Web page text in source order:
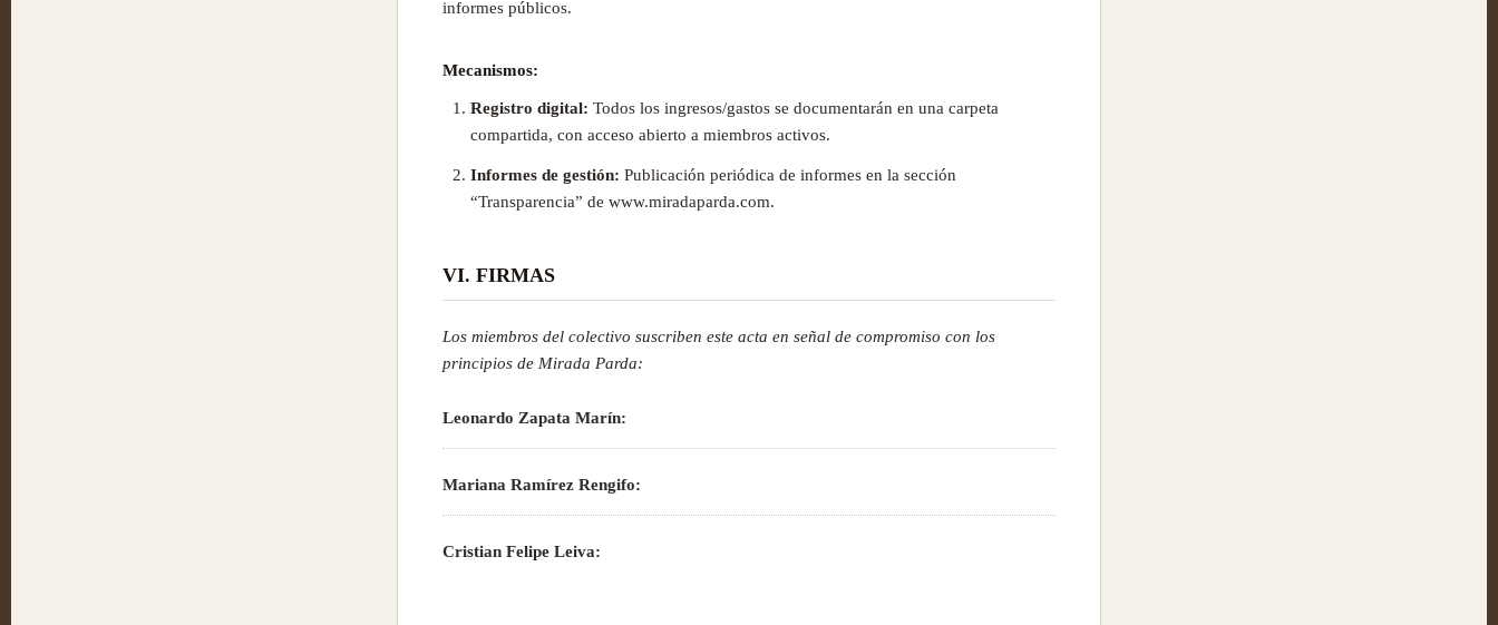
informes públicos.
Mecanismos:
Registro digital: Todos los ingresos/gastos se documentarán en una carpeta
compartida, con acceso abierto a miembros activos.
Informes de gestión: Publicación periódica de informes en la sección
“Transparencia” de www.miradaparda.com.
VI. FIRMAS
Los miembros del colectivo suscriben este acta en señal de compromiso con los
principios de Mirada Parda:
Leonardo Zapata Marín:
Mariana Ramírez Rengifo:
Cristian Felipe Leiva: